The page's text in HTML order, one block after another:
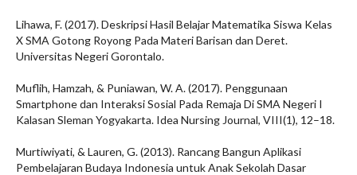
Lihawa, F. (2017). Deskripsi Hasil Belajar Matematika Siswa Kelas
X SMA Gotong Royong Pada Materi Barisan dan Deret.
Universitas Negeri Gorontalo.
Muflih, Hamzah, & Puniawan, W. A. (2017). Penggunaan
Smartphone dan Interaksi Sosial Pada Remaja Di SMA Negeri I
Kalasan Sleman Yogyakarta. Idea Nursing Journal, VIII(1), 12–18.
Murtiwiyati, & Lauren, G. (2013). Rancang Bangun Aplikasi
Pembelajaran Budaya Indonesia untuk Anak Sekolah Dasar